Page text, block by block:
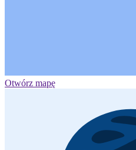
Otwórz mapę